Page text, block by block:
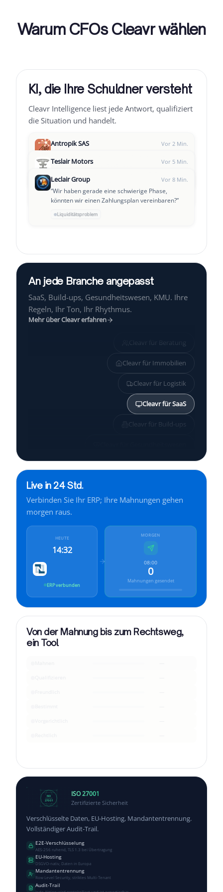
Warum CFOs Cleavr wählen
KI, die Ihre Schuldner versteht
Cleavr Intelligence liest jede Antwort, qualifiziert
die Situation und handelt.
Antropik SAS Vor 2 Min.
Überweisung geht heute raus.
Zahlung zugesagt
Teslair Motors Vor 5 Min.
Bestellung, bitte prüfen.
97% Pausieren + Team alarmieren
Leclair Group Vor 8 Min.
“Wir haben gerade eine schwierige Phase,
könnten wir einen Zahlungsplan vereinbaren?”
Liquiditätsproblem
An jede Branche angepasst
SaaS, Build-ups, Gesundheitswesen, KMU. Ihre
Regeln, Ihr Ton, Ihr Rhythmus.
Mehr über Cleavr erfahren
Cleavr für Beratung
Cleavr für Immobilien
Cleavr für Logistik
Cleavr fürSaaS
Cleavr für Build-ups
Cleavr für Finanzen
Cleavr fürIndustrie
Live in 24 Std.
Verbinden Sie Ihr ERP; Ihre Mahnungen gehen
morgen raus.
HEUTE
14:32
ERP verbunden
MORGEN
08:00
0
Mahnungen gesendet
Von der Mahnung bis zum Rechtsweg,
ein Tool
ISO
27001
ISO 27001
Zertifizierte Sicherheit
Verschlüsselte Daten, EU-Hosting, Mandantentrennung.
Vollständiger Audit-Trail.
E2E-Verschlüsselung
AES-256 ruhend, TLS 1.3 bei Übertragung
EU-Hosting
DSGVO-nativ, Daten in Europa
Mandantentrennung
Row Level Security, striktes Multi-Tenant
Audit-Trail